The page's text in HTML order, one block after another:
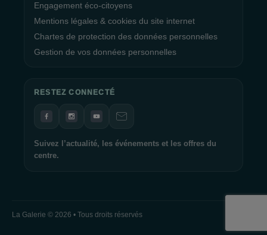
Engagement éco-citoyens
Mentions légales & cookies du site internet
Chartes de protection des données personnelles
Gestion de vos données personnelles
RESTEZ CONNECTÉ
Suivez l’actualité, les événements et les offres du
centre.
La Galerie © 2026 • Tous droits réservés